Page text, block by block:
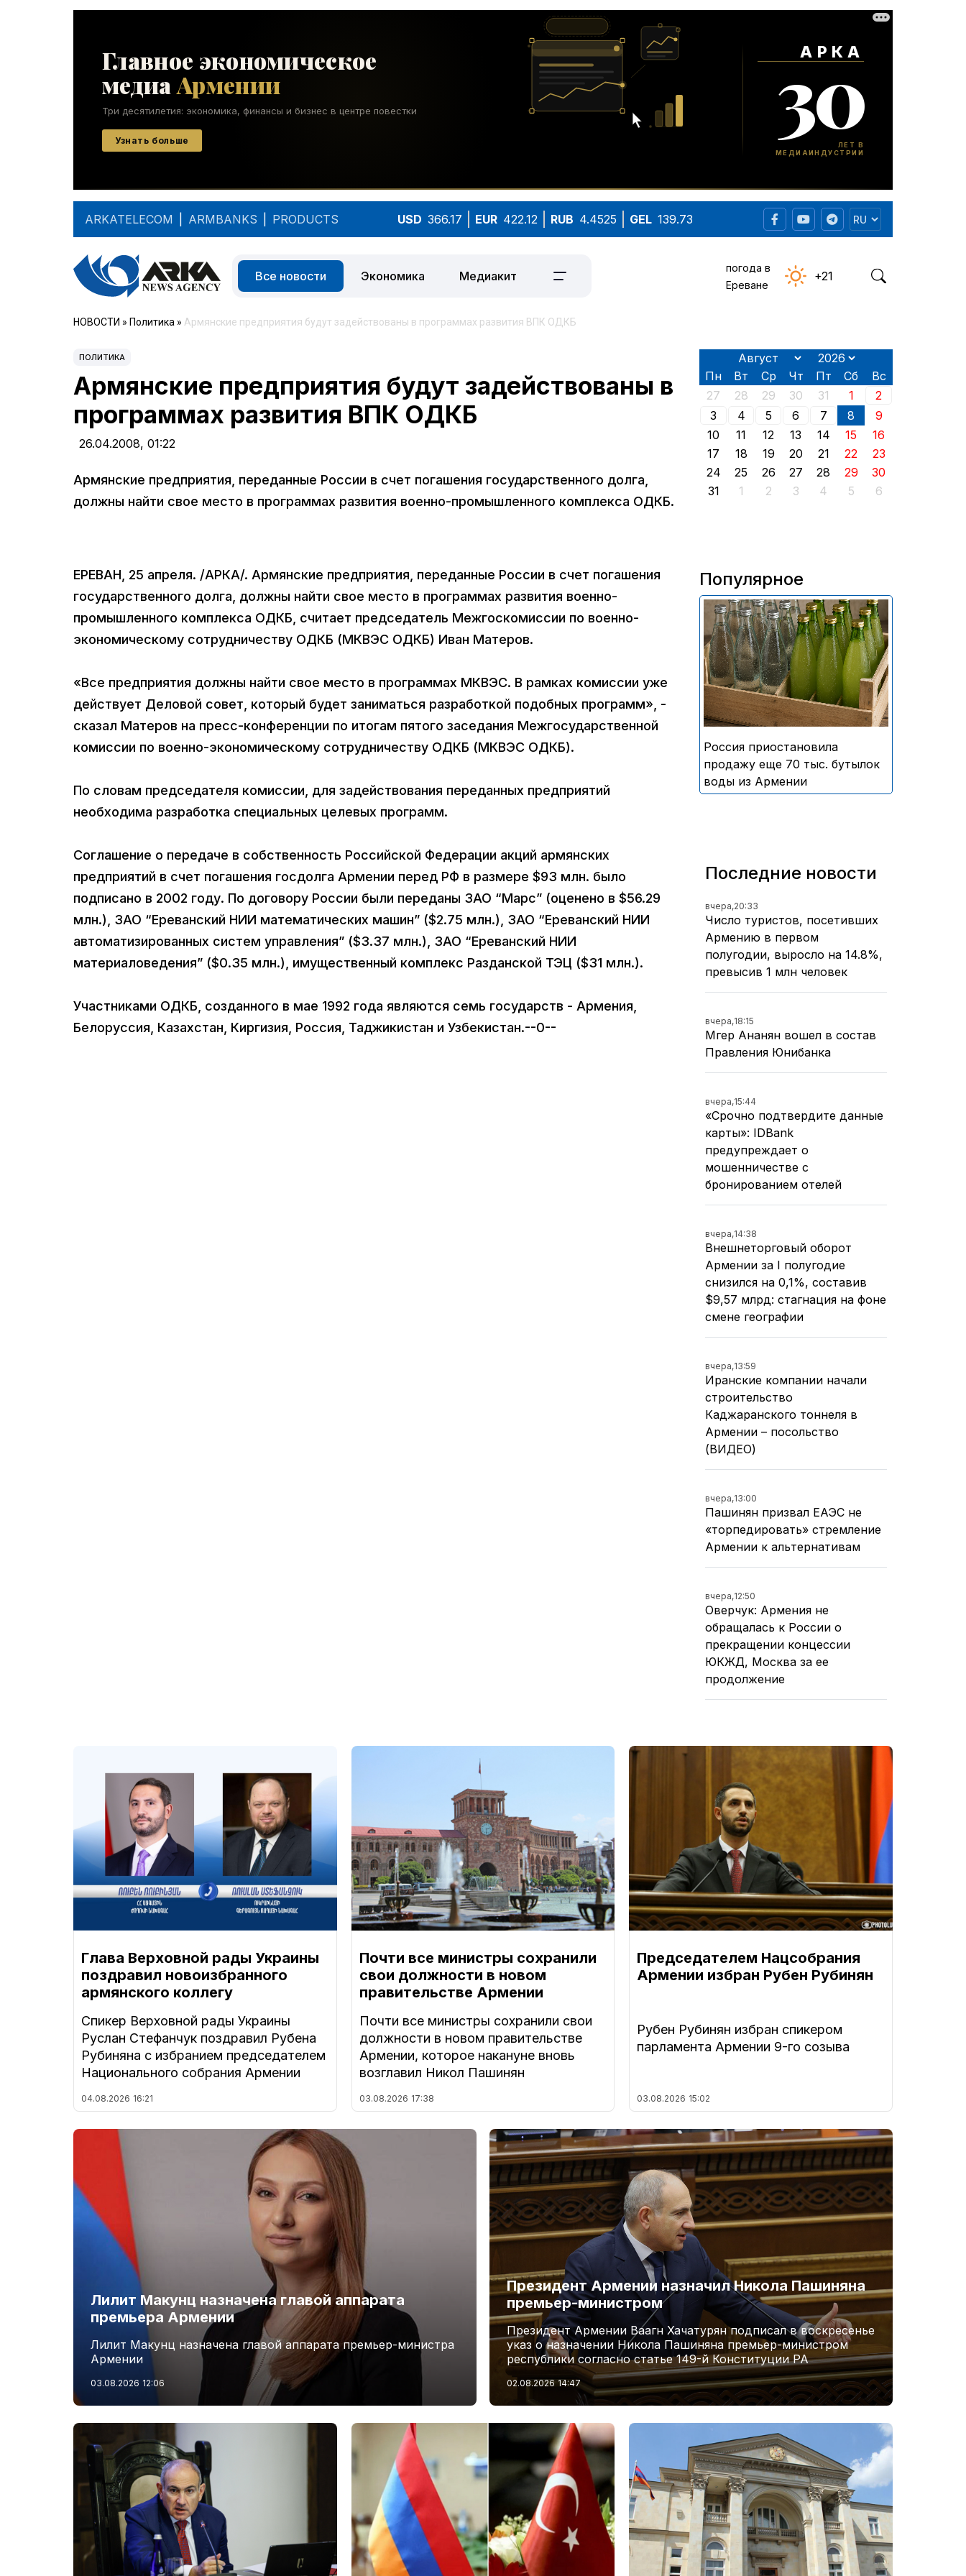
ARKATELECOM ARMBANKS PRODUCTS USD 366.17 EUR 422.12 RUB 4.4525 GEL 139.73
Все новости Экономика Медиакит
погода в
Ереване
+21
НОВОСТИ » Политика » Армянские предприятия будут задействованы в программах развития ВПК ОДКБ
ПОЛИТИКА
Армянские предприятия будут задействованы в
программах развития ВПК ОДКБ
26.04.2008, 01:22
Армянские предприятия, переданные России в счет погашения государственного долга,
должны найти свое место в программах развития военно-промышленного комплекса ОДКБ.
ЕРЕВАН, 25 апреля. /АРКА/. Армянские предприятия, переданные России в счет погашения
государственного долга, должны найти свое место в программах развития военно-
промышленного комплекса ОДКБ, считает председатель Межгоскомиссии по военно-
экономическому сотрудничеству ОДКБ (МКВЭС ОДКБ) Иван Матеров.
«Все предприятия должны найти свое место в программах МКВЭС. В рамках комиссии уже
действует Деловой совет, который будет заниматься разработкой подобных программ», -
сказал Матеров на пресс-конференции по итогам пятого заседания Межгосударственной
комиссии по военно-экономическому сотрудничеству ОДКБ (МКВЭС ОДКБ).
По словам председателя комиссии, для задействования переданных предприятий
необходима разработка специальных целевых программ.
Соглашение о передаче в собственность Российской Федерации акций армянских
предприятий в счет погашения госдолга Армении перед РФ в размере $93 млн. было
подписано в 2002 году. По договору России были переданы ЗАО “Марс” (оценено в $56.29
млн.), ЗАО “Ереванский НИИ математических машин” ($2.75 млн.), ЗАО “Ереванский НИИ
автоматизированных систем управления” ($3.37 млн.), ЗАО “Ереванский НИИ
материаловедения” ($0.35 млн.), имущественный комплекс Разданской ТЭЦ ($31 млн.).
Участниками ОДКБ, созданного в мае 1992 года являются семь государств - Армения,
Белоруссия, Казахстан, Киргизия, Россия, Таджикистан и Узбекистан.--0--
Пн Вт Ср Чт Пт Сб
Вс
27
28 29 30 31 1
2
3
4 5 6 7 8
9
10
11 12 13 14 15
16
17
18 19 20 21 22
23
24
25 26 27 28 29
30
31
1 2 3 4 5 6
Популярное
В России приостановили
продажу более 70 тыс.
бутылок питьевой воды и
безалкогольных напитков
армянского производства
Россия приостановила
продажу еще 70 тыс. бутылок
воды из Армении
Последние новости
вчера,20:33
Число туристов, посетивших
Армению в первом
полугодии, выросло на 14.8%,
превысив 1 млн человек
вчера,18:15
Мгер Ананян вошел в состав
Правления Юнибанка
вчера,15:44
«Срочно подтвердите данные
карты»: IDBank
предупреждает о
мошенничестве с
бронированием отелей
вчера,14:38
Внешнеторговый оборот
Армении за I полугодие
снизился на 0,1%, составив
$9,57 млрд: стагнация на фоне
смене географии
вчера,13:59
Иранские компании начали
строительство
Каджаранского тоннеля в
Армении – посольство
(ВИДЕО)
вчера,13:00
Пашинян призвал ЕАЭС не
«торпедировать» стремление
Армении к альтернативам
вчера,12:50
Оверчук: Армения не
обращалась к России о
прекращении концессии
ЮКЖД, Москва за ее
продолжение
Глава Верховной рады Украины
поздравил новоизбранного
армянского коллегу
Спикер Верховной рады Украины
Руслан Стефанчук поздравил Рубена
Рубиняна с избранием председателем
Национального собрания Армении
04.08.2026 16:21
Почти все министры сохранили
свои должности в новом
правительстве Армении
Почти все министры сохранили свои
должности в новом правительстве
Армении, которое накануне вновь
возглавил Никол Пашинян
03.08.2026 17:38
Председателем Нацсобрания
Армении избран Рубен Рубинян
Рубен Рубинян избран спикером
парламента Армении 9-го созыва
03.08.2026 15:02
Лилит Макунц назначена главой аппарата
премьера Армении
Лилит Макунц назначена главой аппарата премьер-министра
Армении
03.08.2026 12:06
Президент Армении назначил Никола Пашиняна
премьер-министром
Президент Армении Ваагн Хачатурян подписал в воскресенье
указ о назначении Никола Пашиняна премьер-министром
республики согласно статье 149-й Конституции РА
02.08.2026 14:47